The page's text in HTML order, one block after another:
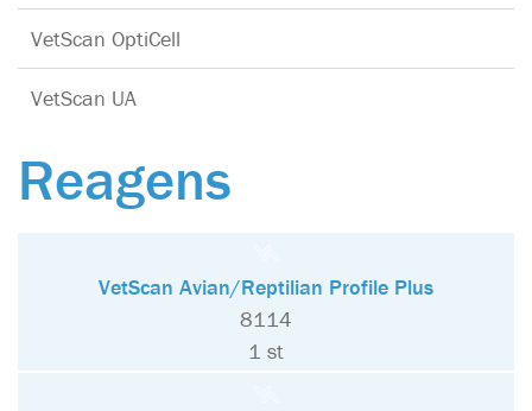
VetScan OptiCell
VetScan UA
Reagens
VetScan Avian/Reptilian Profile Plus
8114
1 st